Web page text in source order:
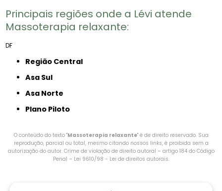
Principais regiões onde a Lévi atende
Massoterapia relaxante:
DF
Região Central
Asa Sul
Asa Norte
Plano Piloto
O conteúdo do texto "Massoterapia relaxante" é de direito reservado. Sua
reprodução, parcial ou total, mesmo citando nossos links, é proibida sem a
autorização do autor. Crime de violação de direito autoral – artigo 184 do Código
Penal – Lei 9610/98 - Lei de direitos autorais.